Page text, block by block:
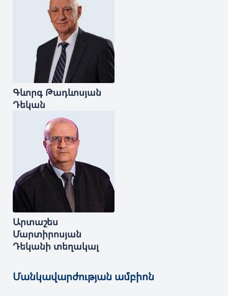
Գևորգ Թադևոսյան
Դեկան
Արտաշես
Մարտիրոսյան
Դեկանի տեղակալ
Մանկավարժության ամբիոն